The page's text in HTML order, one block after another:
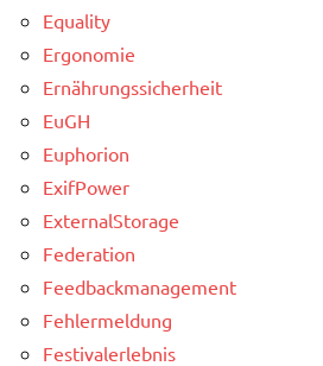
Equality
Ergonomie
Ernährungssicherheit
EuGH
Euphorion
ExifPower
ExternalStorage
Federation
Feedbackmanagement
Fehlermeldung
Festivalerlebnis